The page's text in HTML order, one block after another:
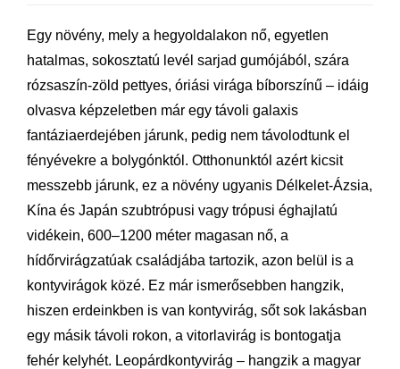
Egy növény, mely a hegyoldalakon nő, egyetlen
hatalmas, sokosztatú levél sarjad gumójából, szára
rózsaszín-zöld pettyes, óriási virága bíborszínű – idáig
olvasva képzeletben már egy távoli galaxis
fantáziaerdejében járunk, pedig nem távolodtunk el
fényévekre a bolygónktól. Otthonunktól azért kicsit
messzebb járunk, ez a növény ugyanis Délkelet-Ázsia,
Kína és Japán szubtrópusi vagy trópusi éghajlatú
vidékein, 600–1200 méter magasan nő, a
hídőrvirágzatúak családjába tartozik, azon belül is a
kontyvirágok közé. Ez már ismerősebben hangzik,
hiszen erdeinkben is van kontyvirág, sőt sok lakásban
egy másik távoli rokon, a vitorlavirág is bontogatja
fehér kelyhét. Leopárdkontyvirág – hangzik a magyar